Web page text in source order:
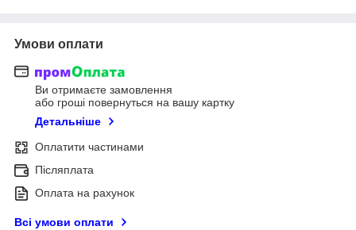
Умови оплати
Ви отримаєте замовлення
або гроші повернуться на вашу картку
Детальніше
Оплатити частинами
Післяплата
Оплата на рахунок
Всі умови оплати